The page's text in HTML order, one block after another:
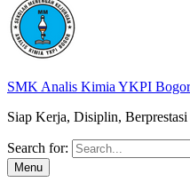
SMK Analis Kimia YKPI Bogor
Siap Kerja, Disiplin,
Search for:
Menu